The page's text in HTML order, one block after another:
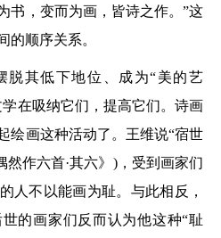
书，变而为画，皆诗之作。”这
的顺序关系。
脱其低下地位、成为“美的艺
在吸纳它们，提高它们。诗画
绘画这种活动了。王维说“宿世
然作六首·其六》)，受到画家们
人不以能画为耻。与此相反，
的画家们反而认为他这种“耻